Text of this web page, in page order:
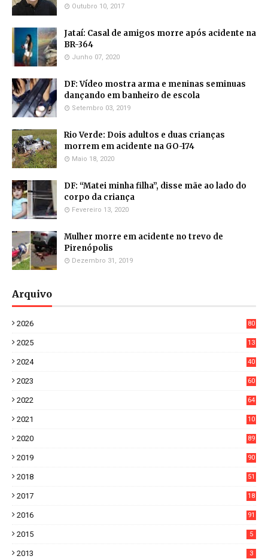
Outubro 10, 2017
Jataí: Casal de amigos morre após acidente na
BR-364
Junho 07, 2020
DF: Vídeo mostra arma e meninas seminuas
dançando em banheiro de escola
Setembro 03, 2019
Rio Verde: Dois adultos e duas crianças
morrem em acidente na GO-174
Maio 18, 2020
DF: “Matei minha filha”, disse mãe ao lado do
corpo da criança
Fevereiro 13, 2020
Mulher morre em acidente no trevo de
Pirenópolis
Dezembro 31, 2019
Arquivo
2026
80
2025
13
2024
40
2023
60
2022
64
2021
10
2020
89
2019
90
2018
51
2017
18
2016 91
2015 5
2013 3